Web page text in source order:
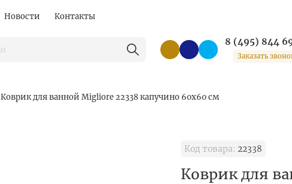
Новости Контакты
8 (495) 844
Заказать
Коврик для ванной Migliore 22338 капучино 60x60 см
Код товара: 22338
Коврик для